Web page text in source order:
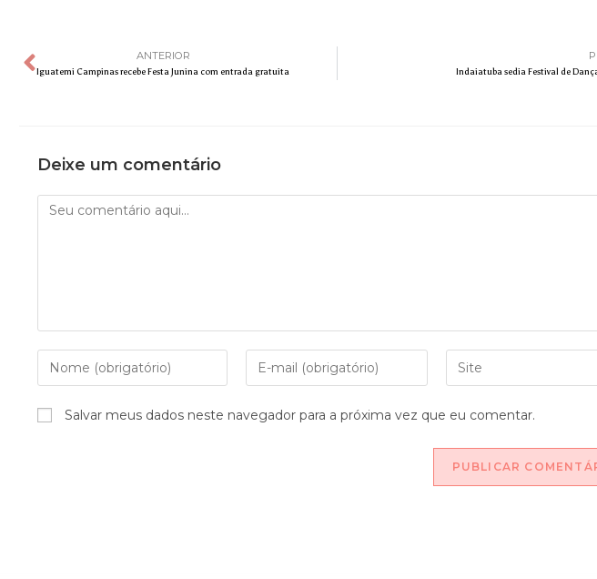
ANTERIOR
Iguatemi Campinas recebe Festa Junina com entrada gratuita Indaiatuba sedia Festival de
Deixe um comentário
Salvar meus dados neste navegador para a próxima vez que eu comentar.